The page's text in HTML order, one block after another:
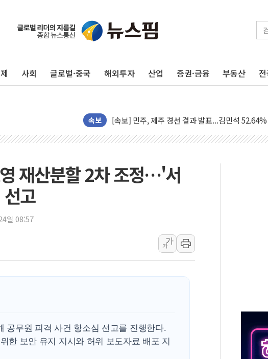
사회 글로벌·중국 해외투자 산업 증권·금융 부동산
속보
인천 합동연설회 나선 송영길·정청래·김민석 당
김민석, 2주차 제주·인천 경선서 정청래에 승리
인사하는 김민석 당대표 후보
[속보] 민주, 제주·인천 경선 결과 발표...김민석
[속보] 민주, 제주 경선 결과 발표...김민석
이번주 국내 주요 금융일정(8.10~8.14)
강릉·동해·삼척 시간당 최대 50㎜ 폭우…강원 동
폐기물 수거하다 참변…60대 환경미화원 수거차에
추미애, '위안부' 피해자 기림의 날 참석..."국제적
연일 폭염에 온열질환 사망 23명…정부, 비상대응
재산분할 2차 조정…'서
고
일 08:57
가
가
공무원 피격 사건 항소심 선고를 진행한다.
한 보안 유지 지시와 허위 보도자료 배포 지